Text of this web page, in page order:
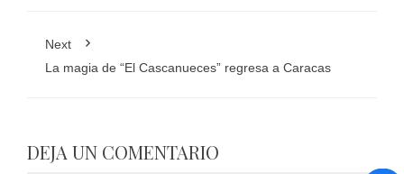
Next
La magia de “El Cascanueces” regresa a Caracas
DEJA UN COMENTARIO